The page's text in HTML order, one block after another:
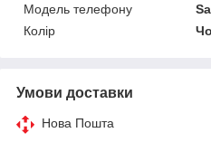
Модель телефону
Колір
Умови доставки
Нова Пошта